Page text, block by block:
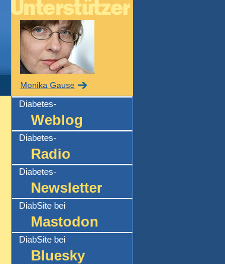
Monika Gause
Diabetes-
Weblog
Diabetes-
Radio
Diabetes-
Newsletter
DiabSite bei
Mastodon
DiabSite bei
Bluesky